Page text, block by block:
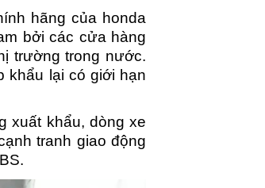
hãng của honda
bởi các cửa hàng
trường trong nước.
khẩu lại có giới hạn
xuất khẩu, dòng xe
tranh giao động